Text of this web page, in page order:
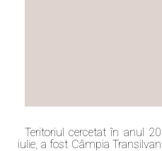
Teritoriul cercetat în anul
iulie, a fost Câmpia